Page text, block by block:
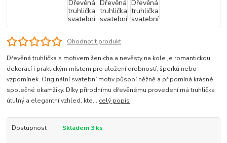
Ohodnotit produkt
Dřevěná truhlička s motivem ženicha a nevěsty na kole je romantickou
dekorací i praktickým místem pro uložení drobností, šperků nebo
vzpomínek. Originální svatební motiv působí něžně a připomíná krásné
společné okamžiky. Díky přírodnímu dřevěnému provedení má truhlička
útulný a elegantní vzhled, kte... celý popis
Dostupnost Skladem 3 ks